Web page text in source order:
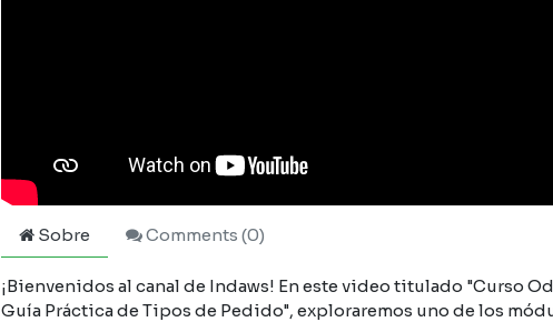
Sobre Comments (0)
¡Bienvenidos al canal de Indaws! En este video titulado "Curso
Guía Práctica de Tipos de Pedido", exploraremos uno de los